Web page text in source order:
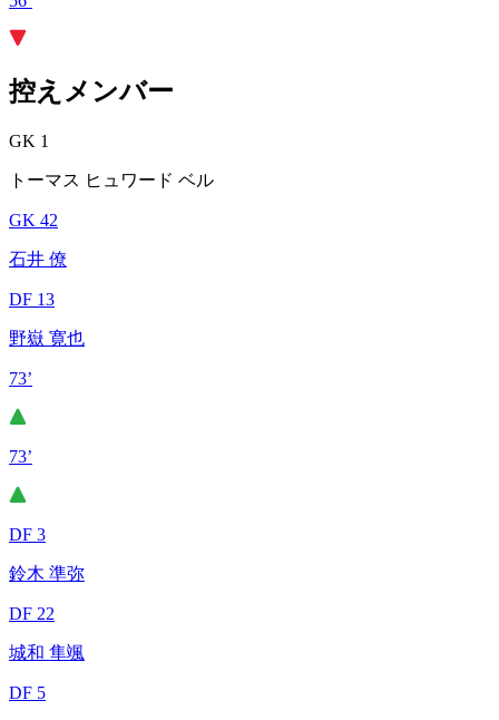
控えメンバー
GK 1
トーマス ヒュワード ベル
GK 42
石井 僚
DF 13
野嶽 寛也
73’
73’
DF 3
鈴木 準弥
DF 22
城和 隼颯
DF 5